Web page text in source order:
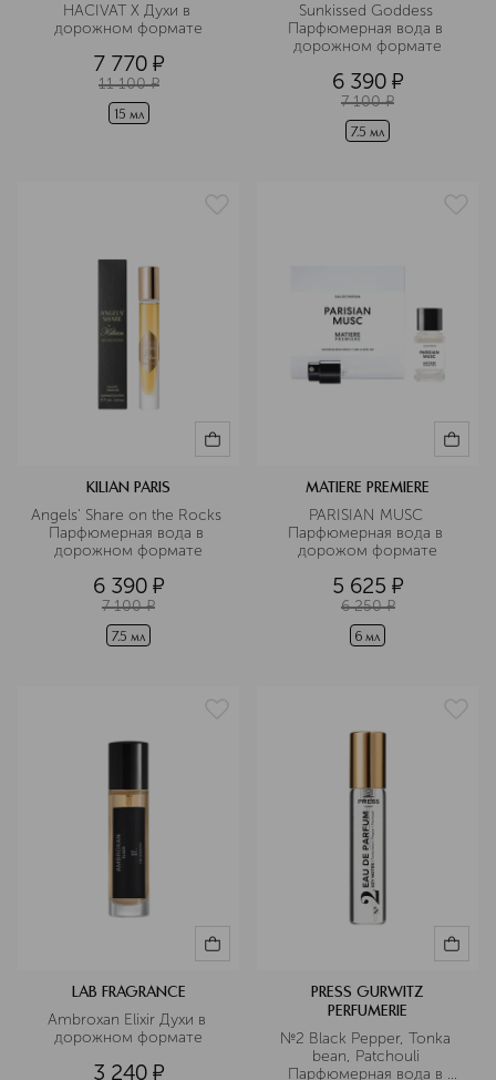
HACIVAT Х Духи в
дорожном формате
7 770 ¤
11 100 ¤
15 мл
Sunkissed Goddess
Парфюмерная вода в
дорожном формате
6 390 ¤
7 100 ¤
7.5 мл
KILIAN PARIS
Angels' Share on the Rocks
Парфюмерная вода в
дорожном формате
6 390 ¤
7 100 ¤
7.5 мл
MATIERE PREMIERE
PARISIAN MUSC
Парфюмерная вода в
дорожом формате
5 625 ¤
6 250 ¤
6 мл
LAB FRAGRANCE
Ambroxan Elixir Духи в
дорожном формате
3 240 ¤
PRESS GURWITZ
PERFUMERIE
№2 Black Pepper, Tonka
bean, Patchouli
Парфюмерная вода в